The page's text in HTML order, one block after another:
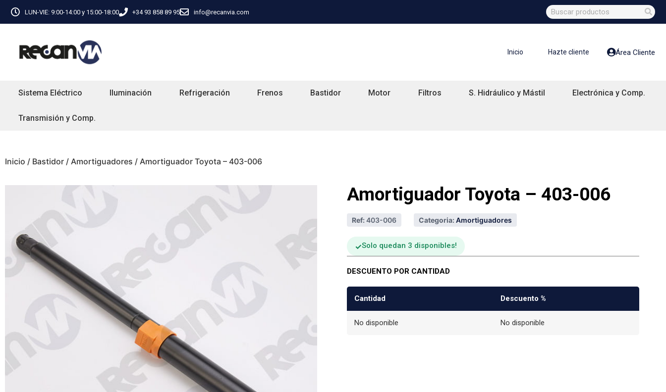
LUN-VIE: 9:00-14:00 y 15:00-18:00 +34 93 858 89 95 info@recanvia.com
Inicio Hazte cliente Área Cliente
Sistema Eléctrico Iluminación Refrigeración Frenos Bastidor Motor Filtros S. Hidráulico y Mástil Electrónica y Comp.
Transmisión y Comp.
Inicio / Bastidor / Amortiguadores / Amortiguador Toyota – 403-006
Amortiguador Toyota – 403-006
Ref: 403-006 Categoria: Amortiguadores
Solo quedan 3 disponibles
DESCUENTO POR CANTIDAD
Cantidad Descuento %
No disponible No disponible